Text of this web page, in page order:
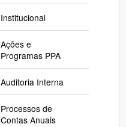
Institucional
Ações e
Programas PPA
Auditoria Interna
Processos de
Contas Anuais